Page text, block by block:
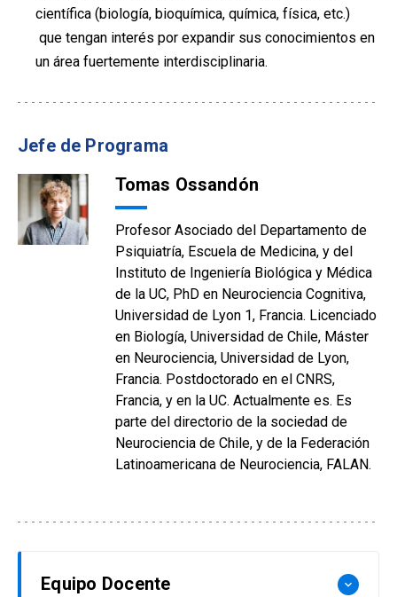
científica (biología, bioquímica, química, física, etc.)
que tengan interés por expandir sus conocimientos en
un área fuertemente interdisciplinaria.
Jefe de Programa
Tomas Ossandón
Profesor Asociado del Departamento de
Psiquiatría, Escuela de Medicina, y del
Instituto de Ingeniería Biológica y Médica
de la UC, PhD en Neurociencia Cognitiva,
Universidad de Lyon 1, Francia. Licenciado
en Biología, Universidad de Chile, Máster
en Neurociencia, Universidad de Lyon,
Francia. Postdoctorado en el CNRS,
Francia, y en la UC. Actualmente es. Es
parte del directorio de la sociedad de
Neurociencia de Chile, y de la Federación
Latinoamericana de Neurociencia, FALAN.
Equipo Docente keyboard_arrow_down